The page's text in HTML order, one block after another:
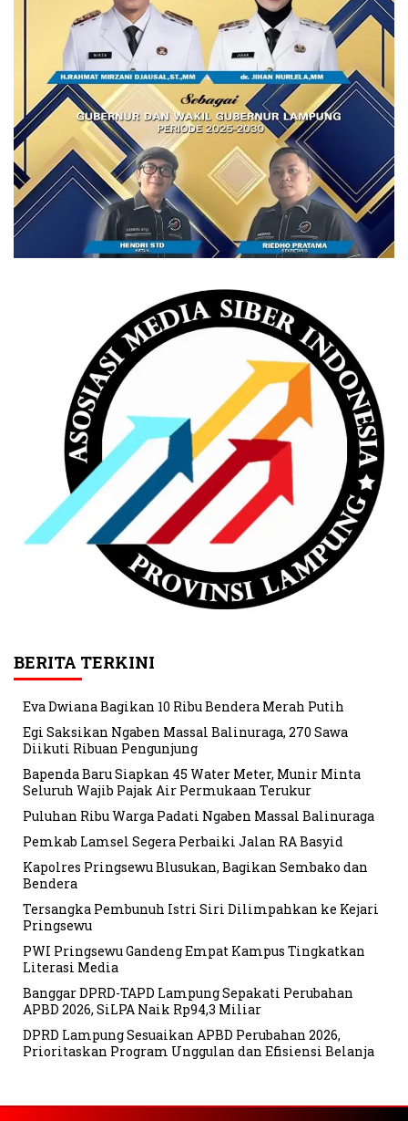
BERITA TERKINI
Eva Dwiana Bagikan 10 Ribu Bendera Merah Putih
Egi Saksikan Ngaben Massal Balinuraga, 270 Sawa
Diikuti Ribuan Pengunjung
Bapenda Baru Siapkan 45 Water Meter, Munir Minta
Seluruh Wajib Pajak Air Permukaan Terukur
Puluhan Ribu Warga Padati Ngaben Massal Balinuraga
Pemkab Lamsel Segera Perbaiki Jalan RA Basyid
Kapolres Pringsewu Blusukan, Bagikan Sembako dan
Bendera
Tersangka Pembunuh Istri Siri Dilimpahkan ke Kejari
Pringsewu
PWI Pringsewu Gandeng Empat Kampus Tingkatkan
Literasi Media
Banggar DPRD-TAPD Lampung Sepakati Perubahan
APBD 2026, SiLPA Naik Rp94,3 Miliar
DPRD Lampung Sesuaikan APBD Perubahan 2026,
Prioritaskan Program Unggulan dan Efisiensi Belanja